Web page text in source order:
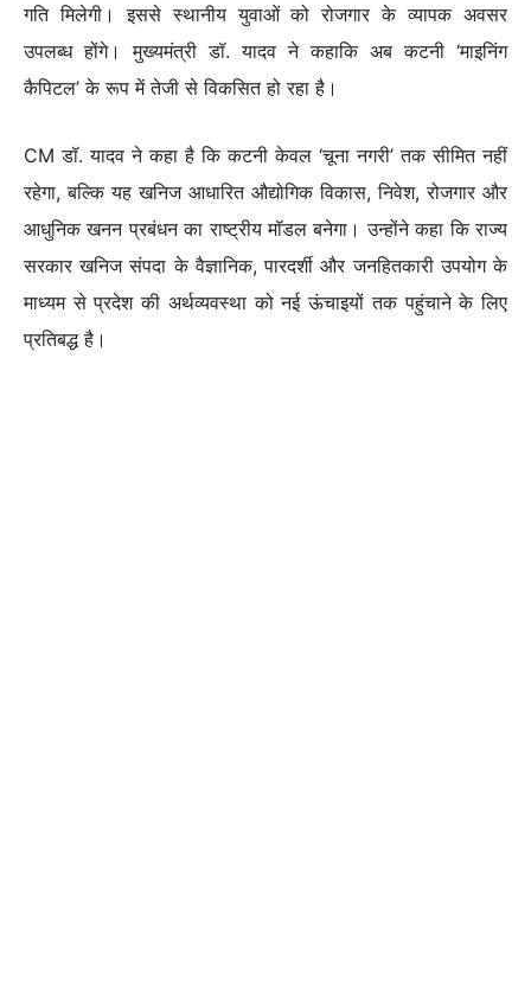
गति मिलेगी। इससे स्थानीय युवाओं को रोजगार के व्यापक अवसर
उपलब्ध होंगे। मुख्यमंत्री डॉ. यादव ने कहाकि अब कटनी ‘माइनिंग
कैपिटल’ के रूप में तेजी से विकसित हो रहा है।
CM डॉ. यादव ने कहा है कि कटनी केवल ‘चूना नगरी’ तक सीमित नहीं
रहेगा, बल्कि यह खनिज आधारित औद्योगिक विकास, निवेश, रोजगार और
आधुनिक खनन प्रबंधन का राष्ट्रीय मॉडल बनेगा। उन्होंने कहा कि राज्य
सरकार खनिज संपदा के वैज्ञानिक, पारदर्शी और जनहितकारी उपयोग के
माध्यम से प्रदेश की अर्थव्यवस्था को नई ऊंचाइयों तक पहुंचाने के लिए
प्रतिबद्ध है।